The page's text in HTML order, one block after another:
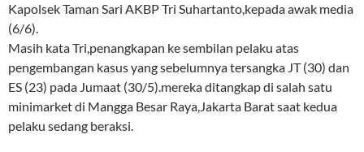
Kapolsek Taman Sari AKBP Tri Suhartanto,kepada awak media
(6/6).
Masih kata Tri,penangkapan ke sembilan pelaku atas
pengembangan kasus yang sebelumnya tersangka JT (30) dan
ES (23) pada Jumaat (30/5).mereka ditangkap di salah satu
minimarket di Mangga Besar Raya,Jakarta Barat saat kedua
pelaku sedang beraksi.